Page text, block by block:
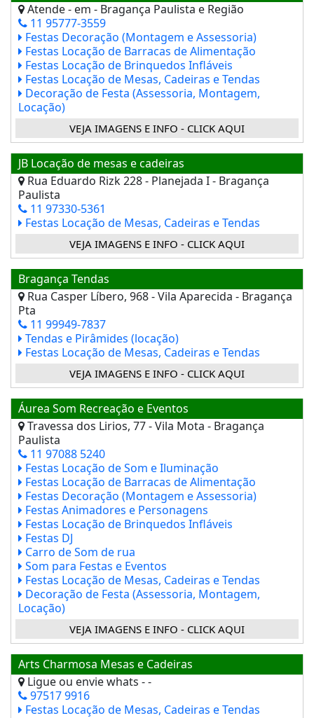
Atende - em - Bragança Paulista e Região
11 95777-3559
Festas Decoração (Montagem e Assessoria)
Festas Locação de Barracas de Alimentação
Festas Locação de Brinquedos Infláveis
Festas Locação de Mesas, Cadeiras e Tendas
Decoração de Festa (Assessoria, Montagem,
Locação)
VEJA IMAGENS E INFO - CLICK AQUI
JB Locação de mesas e cadeiras
Rua Eduardo Rizk 228 - Planejada I - Bragança
Paulista
11 97330-5361
Festas Locação de Mesas, Cadeiras e Tendas
VEJA IMAGENS E INFO - CLICK AQUI
Bragança Tendas
Rua Casper Líbero, 968 - Vila Aparecida - Bragança
Pta
11 99949-7837
Tendas e Pirâmides (locação)
Festas Locação de Mesas, Cadeiras e Tendas
VEJA IMAGENS E INFO - CLICK AQUI
Áurea Som Recreação e Eventos
Travessa dos Lirios, 77 - Vila Mota - Bragança
Paulista
11 97088 5240
Festas Locação de Som e Iluminação
Festas Locação de Barracas de Alimentação
Festas Decoração (Montagem e Assessoria)
Festas Animadores e Personagens
Festas Locação de Brinquedos Infláveis
Festas DJ
Carro de Som de rua
Som para Festas e Eventos
Festas Locação de Mesas, Cadeiras e Tendas
Decoração de Festa (Assessoria, Montagem,
Locação)
VEJA IMAGENS E INFO - CLICK AQUI
Arts Charmosa Mesas e Cadeiras
Ligue ou envie whats - -
97517 9916
Festas Locação de Mesas, Cadeiras e Tendas